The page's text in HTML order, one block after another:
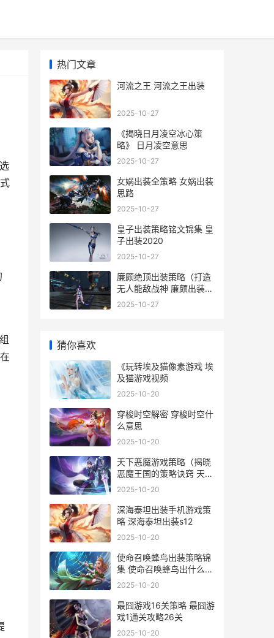
热门文章
河流之王 河流之王出装
2025-10-27
《揭晓日月凌空冰心策
略》 日月凌空意思
2025-10-27
女娲出装全策略 女娲出装
思路
2025-10-27
皇子出装策略铭文锦集 皇
子出装2020
2025-10-27
廉颇绝顶出装策略（打造
无人能敌战神 廉颇出装怎
么搭配最强2020
2025-10-27
猜你喜欢
《玩转埃及猫像素游戏 埃
及猫游戏视频
2025-10-20
穿梭时空解密 穿梭时空什
么意思
2025-10-20
天下恶魔游戏策略（揭晓
恶魔王国的策略诀窍 天下
魔下载
2025-10-20
深海泰坦出装手机游戏策
略 深海泰坦出装s12
2025-10-20
使命召唤蜂鸟出装策略锦
集 使命召唤蜂鸟出什么皮
肤
2025-10-20
最囧游戏16关策略 最囧游
戏1通关攻略26关
2025-10-20